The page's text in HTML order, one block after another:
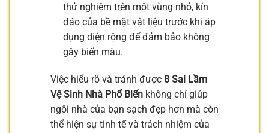
thử nghiệm trên một vùng nhỏ, kín
đáo của bề mặt vật liệu trước khi áp
dụng diện rộng để đảm bảo không
gây biến màu.
Việc hiểu rõ và tránh được 8 Sai Lầm
Vệ Sinh Nhà Phổ Biến không chỉ giúp
ngôi nhà của bạn sạch đẹp hơn mà còn
thể hiện sự tinh tế và trách nhiệm của